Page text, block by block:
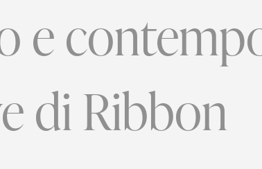
e
di Ribbon